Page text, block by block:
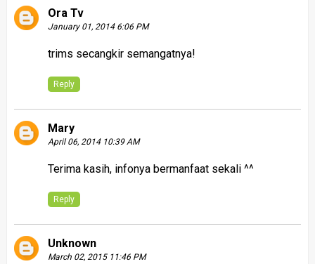
Ora Tv
January 01, 2014 6:06 PM
trims secangkir semangatnya!
Reply
Mary
April 06, 2014 10:39 AM
Terima kasih, infonya bermanfaat sekali ^^
Reply
Unknown
March 02, 2015 11:46 PM